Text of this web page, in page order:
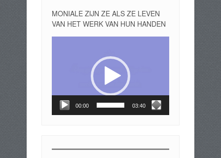
MONIALE ZIJN ZE ALS ZE LEVEN
VAN HET WERK VAN HUN HANDEN
00:00 03:40